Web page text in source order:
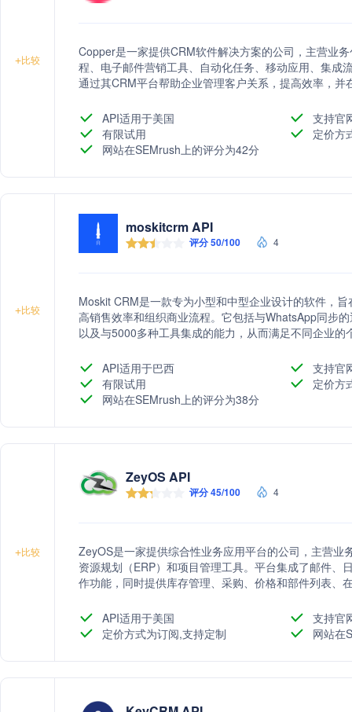
+比较
Copper是一家提供CRM软件解决方案的公司，主营业
程、电子邮件营销工具、自动化任务、移动应用、集成
通过其CRM平台帮助企业管理客户关系，提高效率，
API适用于美国
支持官
有限试用
定价方
网站在SEMrush上的评分为42分
+比较
moskitcrm API
评分 50/100 4
Moskit CRM是一款专为小型和中型企业设计的软件，
高销售效率和组织商业流程。它包括与WhatsApp同步
以及与5000多种工具集成的能力，从而满足不同企业的
API适用于巴西
支持官
有限试用
定价方
网站在SEMrush上的评分为38分
+比较
ZeyOS API
评分 45/100 4
ZeyOS是一家提供综合性业务应用平台的公司，主营
资源规划（ERP）和项目管理工具。平台集成了邮件、
作功能，同时提供库存管理、采购、价格和部件列表、
平台推动企业数字化转型，提高工作效率。
API适用于美国
支持官
定价方式为订阅,支持定制
网站在